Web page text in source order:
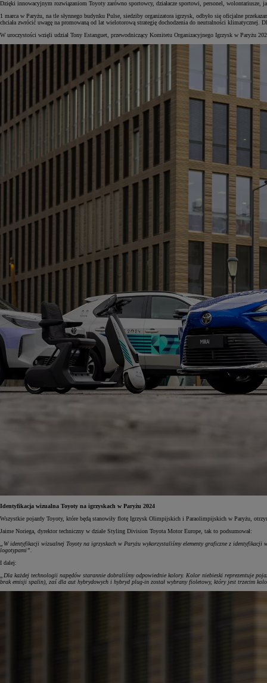
Dzięki innowacyjnym rozwiązaniom Toyoty zarówno sportowcy, działacze sportowi, personel,
1 marca w Paryżu, na tle słynnego budynku Pulse, siedziby organizatora igrzysk, odbyło się oficjalne
chciała zwrócić uwagę na promowaną od lat wielotorową strategię dochodzenia do neutralności
W uroczystości wzięli udział Tony Estanguet, przewodniczący Komitetu Organizacyjnego Igrzysk w Paryżu
Identyfikacja wizualna Toyoty na igrzyskach w Paryżu 2024
Wszystkie pojazdy Toyoty, które będą stanowiły flotę Igrzysk Olimpijskich i Paraolimpijskich w Paryżu,
Jaime Noriega, dyrektor techniczny w dziale Styling Division Toyota Motor Europe, tak to podsumował:
„W identyfikacji wizualnej Toyoty na igrzyskach w Paryżu wykorzystaliśmy elementy graficzne z
logotypami”.
I dalej:
„Dla każdej technologii napędów starannie dobraliśmy odpowiednie kolory. Kolor niebieski reprezentuje
brak emisji spalin), zaś dla aut hybrydowych i hybryd plug-in został wybrany fioletowy, który jest trzecim